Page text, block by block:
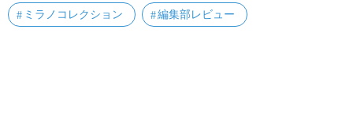
ミラノコレクション 編集部レビュー